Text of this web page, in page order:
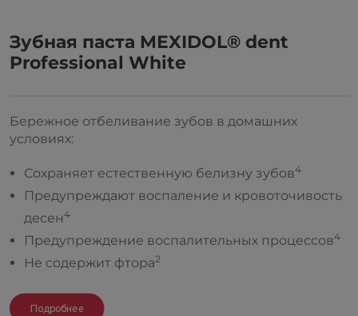
Зубная паста MEXIDOL® dent
Professional White
Бережное отбеливание зубов в домашних
условиях:
Сохраняет естественную белизну зубов4
Предупреждают воспаление и кровоточивость
десен4
Предупреждение воспалительных процессов4
Не содержит фтора2
Подробнее